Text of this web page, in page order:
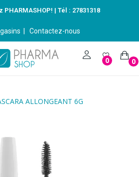
PHARMASHOP! | Tél : 27831318
Contactez-nous
0 0
ALLONGEANT 6G